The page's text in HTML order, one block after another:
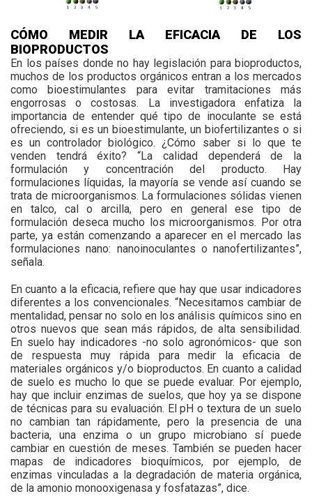
CÓMO MEDIR LA EFICACIA DE LOS
BIOPRODUCTOS
En los países donde no hay legislación para bioproductos,
muchos de los productos orgánicos entran a los mercados
como bioestimulantes para evitar tramitaciones más
engorrosas o costosas. La investigadora enfatiza la
importancia de entender qué tipo de inoculante se está
ofreciendo, si es un bioestimulante, un biofertilizantes o si
es un controlador biológico. ¿Cómo saber si lo que te
venden tendrá éxito? “La calidad dependerá de la
formulación y concentración del producto. Hay
formulaciones líquidas, la mayoría se vende así cuando se
trata de microorganismos. La formulaciones sólidas vienen
en talco, cal o arcilla, pero en general ese tipo de
formulación deseca mucho los microorganismos. Por otra
parte, ya están comenzando a aparecer en el mercado las
formulaciones nano: nanoinoculantes o nanofertilizantes”,
señala.
En cuanto a la eficacia, refiere que hay que usar indicadores
diferentes a los convencionales. “Necesitamos cambiar de
mentalidad, pensar no solo en los análisis químicos sino en
otros nuevos que sean más rápidos, de alta sensibilidad.
En suelo hay indicadores -no solo agronómicos- que son
de respuesta muy rápida para medir la eficacia de
materiales orgánicos y/o bioproductos. En cuanto a calidad
de suelo es mucho lo que se puede evaluar. Por ejemplo,
hay que incluir enzimas de suelos, que hoy ya se dispone
de técnicas para su evaluación. El pH o textura de un suelo
no cambian tan rápidamente, pero la presencia de una
bacteria, una enzima o un grupo microbiano sí puede
cambiar en cuestión de meses. También se pueden hacer
mapas de indicadores bioquímicos, por ejemplo, de
enzimas vinculadas a la degradación de materia orgánica,
de la amonio monooxigenasa y fosfatazas”, dice.